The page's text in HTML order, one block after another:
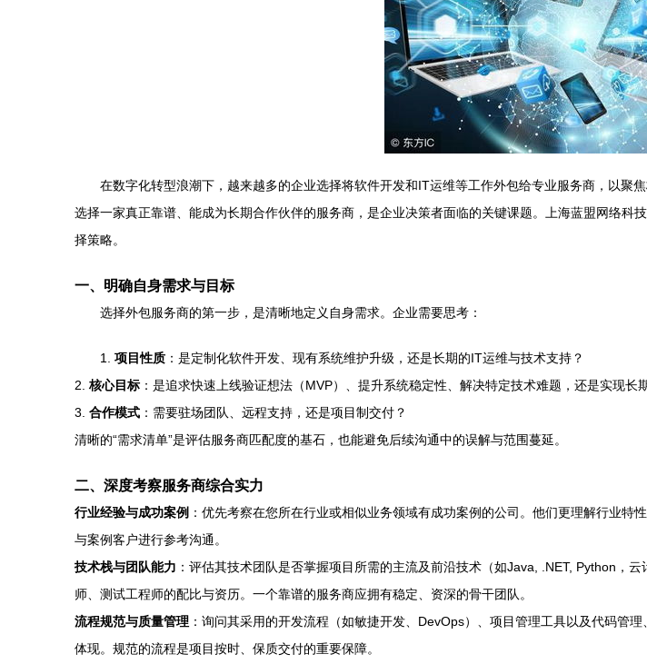
在数字化转型浪潮下，越来越多的企业选择将软件开发和IT运维等工作外包给专业服务商，以
选择一家真正靠谱、能成为长期合作伙伴的服务商，是企业决策者面临的关键课题。上海蓝盟网络
择策略。
一、明确自身需求与目标
选择外包服务商的第一步，是清晰地定义自身需求。企业需要思考：
1. 项目性质 ：是定制化软件开发、现有系统维护升级，还是长期的IT运维与技术支持？
2. 核心目标 ：是追求快速上线验证想法（MVP）、提升系统稳定性、解决特定技术难题，还是实现长
3. 合作模式 ：需要驻场团队、远程支持，还是项目制交付？
清晰的“需求清单”是评估服务商匹配度的基石，也能避免后续沟通中的误解与范围蔓延。
二、深度考察服务商综合实力
行业经验与成功案例 ：优先考察在您所在行业或相似业务领域有成功案例的公司。他们更理解行业
与案例客户进行参考沟通。
技术栈与团队能力 ：评估其技术团队是否掌握项目所需的主流及前沿技术（如Java, .NET, Python，
师、测试工程师的配比与资历。一个靠谱的服务商应拥有稳定、资深的骨干团队。
流程规范与质量管理 ：询问其采用的开发流程（如敏捷开发、DevOps）、项目管理工具以及代码管
体现。规范的流程是项目按时、保质交付的重要保障。